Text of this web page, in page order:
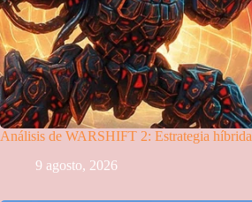
Análisis de WARSHIFT 2: Estrategia híbrida
9 agosto, 2026